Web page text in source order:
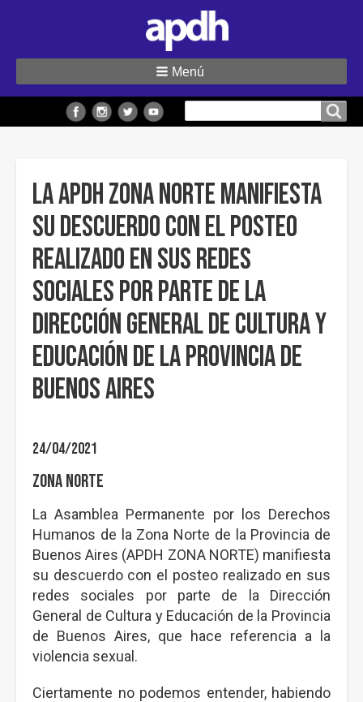
sitio
Menú
La APDH Zona Norte manifiesta
su descuerdo con el posteo
realizado en sus redes
sociales por parte de la
Dirección General de Cultura y
Educación de la Provincia de
Buenos Aires
24/04/2021
Zona Norte
La Asamblea Permanente por los Derechos
Humanos de la Zona Norte de la Provincia de
Buenos Aires (APDH ZONA NORTE) manifiesta
su descuerdo con el posteo realizado en sus
redes sociales por parte de la Dirección
General de Cultura y Educación de la Provincia
de Buenos Aires, que hace referencia a la
violencia sexual.
Ciertamente no podemos entender, habiendo